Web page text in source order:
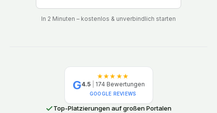
In 2 Minuten – kostenlos & unverbindlich starten
G
★★★★★
4.5 174 Bewertungen
GOOGLE REVIEWS
Top-Platzierungen auf großen Portalen